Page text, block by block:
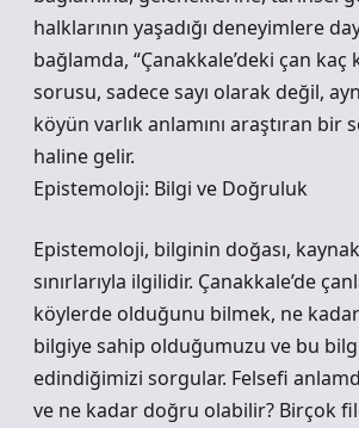
halklarının yaşadığı deneyimlere
bağlamda, “Çanakkale’deki çan kaç
sorusu, sadece sayı olarak değil,
köyün varlık anlamını araştıran bir
haline gelir.
Epistemoloji: Bilgi ve Doğruluk
Epistemoloji, bilginin doğası,
sınırlarıyla ilgilidir. Çanakkale’de
köylerde olduğunu bilmek, ne
bilgiye sahip olduğumuzu ve bu
edindiğimizi sorgular. Felsefi
ve ne kadar doğru olabilir? Birçok